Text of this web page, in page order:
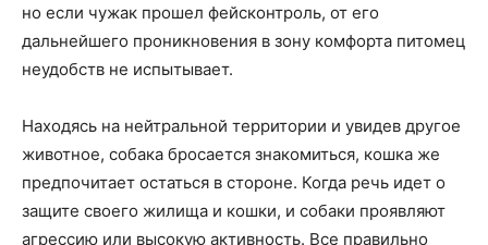
но если чужак прошел фейсконтроль, от его
дальнейшего проникновения в зону комфорта питомец
неудобств не испытывает.
Находясь на нейтральной территории и увидев другое
животное, собака бросается знакомиться, кошка же
предпочитает остаться в стороне. Когда речь идет о
защите своего жилища и кошки, и собаки проявляют
агрессию или высокую активность. Все правильно